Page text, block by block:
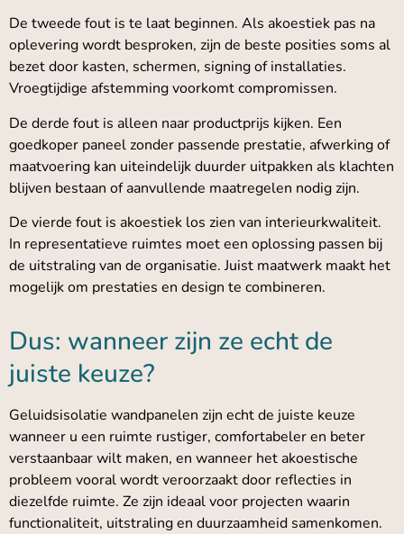
De tweede fout is te laat beginnen. Als akoestiek pas na
oplevering wordt besproken, zijn de beste posities soms al
bezet door kasten, schermen, signing of installaties.
Vroegtijdige afstemming voorkomt compromissen.
De derde fout is alleen naar productprijs kijken. Een
goedkoper paneel zonder passende prestatie, afwerking of
maatvoering kan uiteindelijk duurder uitpakken als klachten
blijven bestaan of aanvullende maatregelen nodig zijn.
De vierde fout is akoestiek los zien van interieurkwaliteit.
In representatieve ruimtes moet een oplossing passen bij
de uitstraling van de organisatie. Juist maatwerk maakt het
mogelijk om prestaties en design te combineren.
Dus: wanneer zijn ze echt de
juiste keuze?
Geluidsisolatie wandpanelen zijn echt de juiste keuze
wanneer u een ruimte rustiger, comfortabeler en beter
verstaanbaar wilt maken, en wanneer het akoestische
probleem vooral wordt veroorzaakt door reflecties in
diezelfde ruimte. Ze zijn ideaal voor projecten waarin
functionaliteit, uitstraling en duurzaamheid samenkomen.